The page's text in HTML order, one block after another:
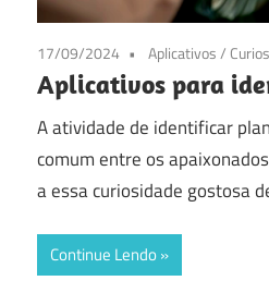
17/09/2024 Aplicativos/
Aplicativos para
A atividade de identificar
comum entre os
a essa curiosidade gostosa
Continue Lendo